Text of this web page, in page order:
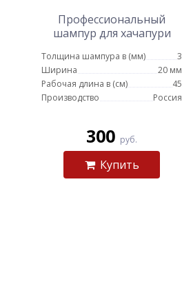
Профессиональный
шампур для хачапури
Толщина шампура в (мм)
3
Ширина
20 мм
Рабочая длина в (см)
45
Производство
Россия
300 руб.
Купить